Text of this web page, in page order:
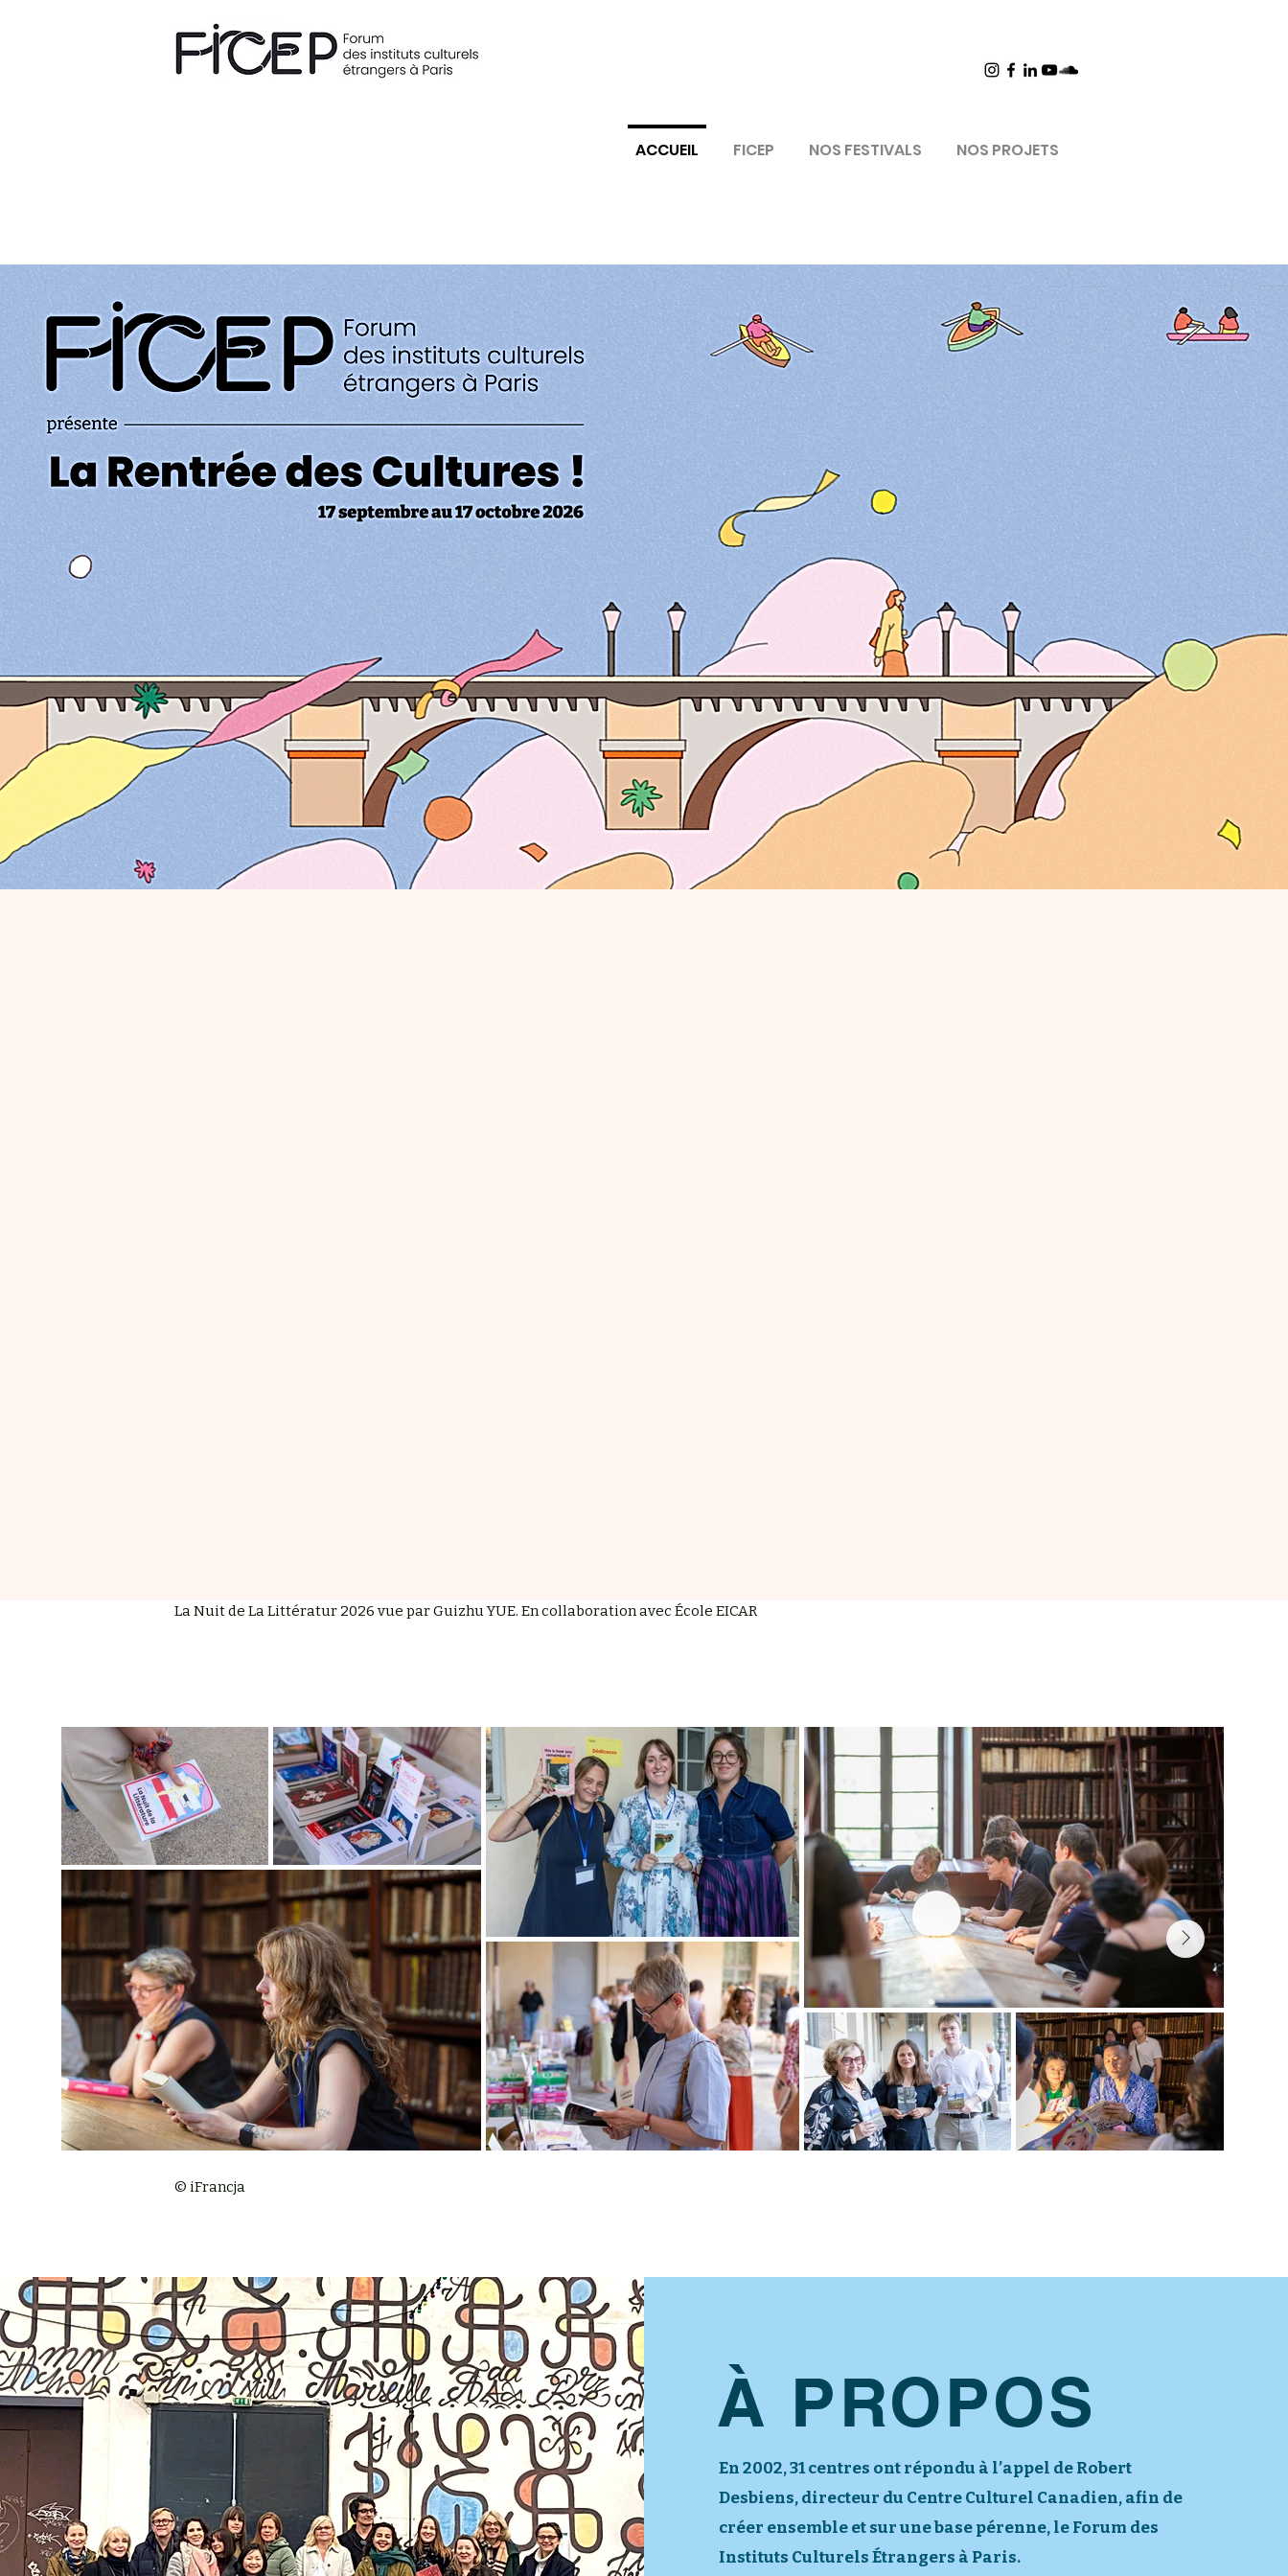
ACCUEIL FICEP NOS FESTIVALS NOS PROJETS
La Nuit de La Littératur 2026 vue par Guizhu YUE. En collaboration avec École EICAR
© iFrancja
À PROPOS
En 2002, 31 centres ont répondu à l’appel de Robert
Desbiens, directeur du Centre Culturel Canadien, afin de
créer ensemble et sur une base pérenne, le Forum des
Instituts Culturels Étrangers à Paris.